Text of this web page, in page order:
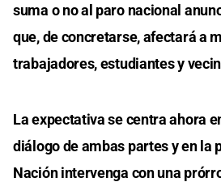
suma o no al paro nacional
que, de concretarse, afectará a
trabajadores, estudiantes y
La expectativa se centra ahora
diálogo de ambas partes y en la
Nación intervenga con una